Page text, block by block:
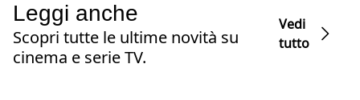
Leggi anche
Scopri tutte le ultime novità su
cinema e serie TV.
Vedi
tutto